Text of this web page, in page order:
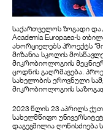
საქართველოს ზოგადი და
Academia Europaea-ს
ახორციელებს პროექტს
მიზანია სკოლის
მიკრობიოლოგიის
ცოდნის გაღრმავება.
სახელობის ეროვნული
მიკრობიოლოგიის
2023 წლის 23 აპრილს
სახელმწიფო
დაგეგმილია ღონისძიება